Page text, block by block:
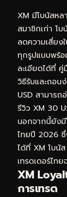
XM มีโบนัสหล
สมาชิกเก่า โบ
ลดความเสี่ยง
ทุกรูปแบบพร้
ละเอียดได้ที่ คู่
วิธีรับและถอน
USD สามารถ
รีวิว XM 30
นอกจากนี้ยัง
ไทยปี 2026 ซึ่
ได้ที่ XM โบนั
เทรดเดอร์ไท
XM
การเทรด